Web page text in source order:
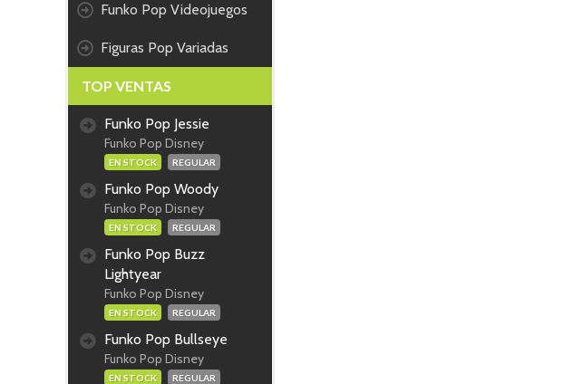
Funko Pop Videojuegos
Figuras Pop Variadas
TOP VENTAS
Funko Pop Jessie
Funko Pop Disney
EN STOCK REGULAR
Funko Pop Woody
Funko Pop Disney
EN STOCK REGULAR
Funko Pop Buzz
Lightyear
Funko Pop Disney
EN STOCK REGULAR
Funko Pop Bullseye
Funko Pop Disney
EN STOCK REGULAR